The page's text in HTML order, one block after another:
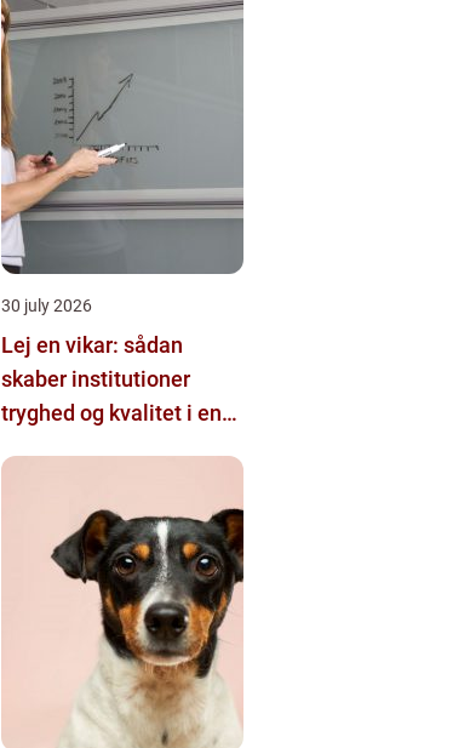
30 july 2026
Lej en vikar: sådan
skaber institutioner
tryghed og kvalitet i en